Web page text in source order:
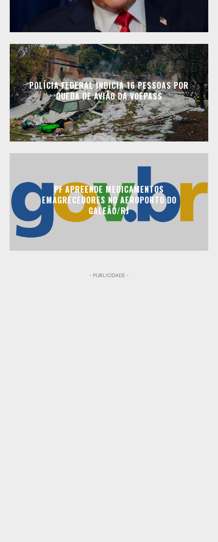
POLÍCIA FEDERAL INDICIA 16 PESSOAS POR
QUEDA DE AVIÃO DA VOEPASS
PF APREENDE MEDICAMENTOS
EMAGRECEDORES NO AEROPORTO DO
GALEÃO/RJ
- PUBLICIDADE -